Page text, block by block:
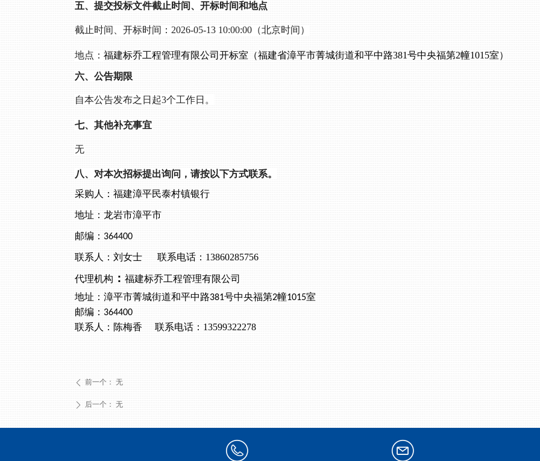
五、提交投标文件截止时间、开标时间和地点
截止时间、开标时间： 2026-05-13 10:00:00（北京时间）
地点： 福建标乔工程管理有限公司开标室（福建省漳平市菁城街道和平中路381号中央福第2幢1015室）
六、公告期限
自本公告发布之日起3个工作日。
七、其他补充事宜
无
八、对本次招标提出询问，请按以下方式联系。
采购人： 福建漳平民泰村镇银行
地址： 龙岩市漳平市
邮编： 364400
联系人： 刘 女士 联系电话 ： 13860285756
代理机构 ： 福建标乔工程管理有限公司
地址： 漳平市菁城街道和平中路381号中央福第2幢1015室
邮编： 364400
联系人： 陈梅香 联系电话： 13599322278
ꄴ 前一个： 无
ꄲ 后一个： 无